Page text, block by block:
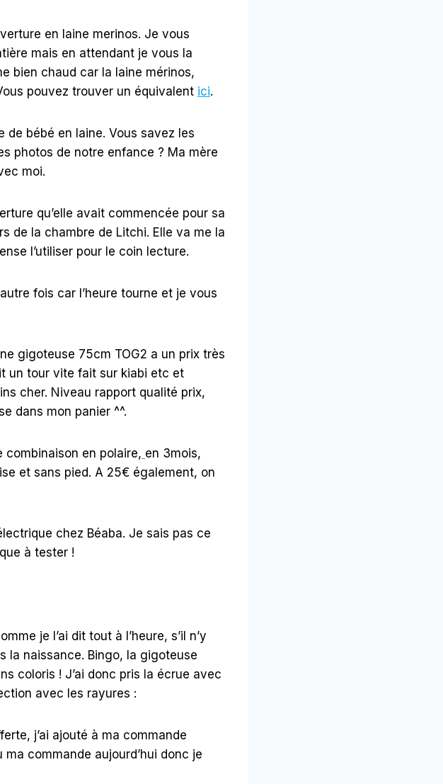
en laine merinos. Je vous
mais en attendant je vous la
bien chaud car la laine mérinos,
pouvez trouver un équivalent ici.
bébé en laine. Vous savez les
photos de notre enfance ? Ma mère
moi.
qu’elle avait commencée pour sa
de la chambre de Litchi. Elle va me la
l’utiliser pour le coin lecture.
fois car l’heure tourne et je vous
gigoteuse 75cm TOG2 a un prix très
un tour vite fait sur kiabi etc et
cher. Niveau rapport qualité prix,
dans mon panier ^^.
combinaison en polaire, en 3mois,
et sans pied. A 25€ également, on
chez Béaba. Je sais pas ce
à tester !
je l’ai dit tout à l’heure, s’il n’y
la naissance. Bingo, la gigoteuse
coloris ! J’ai donc pris la écrue avec
avec les rayures :
j’ai ajouté à ma commande
ma commande aujourd’hui donc je